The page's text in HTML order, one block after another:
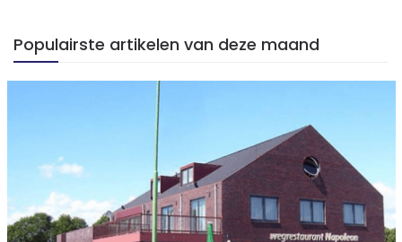
Populairste artikelen van deze maand